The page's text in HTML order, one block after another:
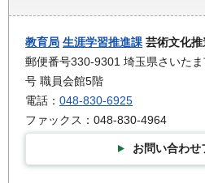
教育局 生涯学習推進課 芸術文化推
郵便番号330-9301 埼玉県さいた
号 職員会館5階
電話： 048-830-6925
ファックス：048-830-4964
お問い合わせ